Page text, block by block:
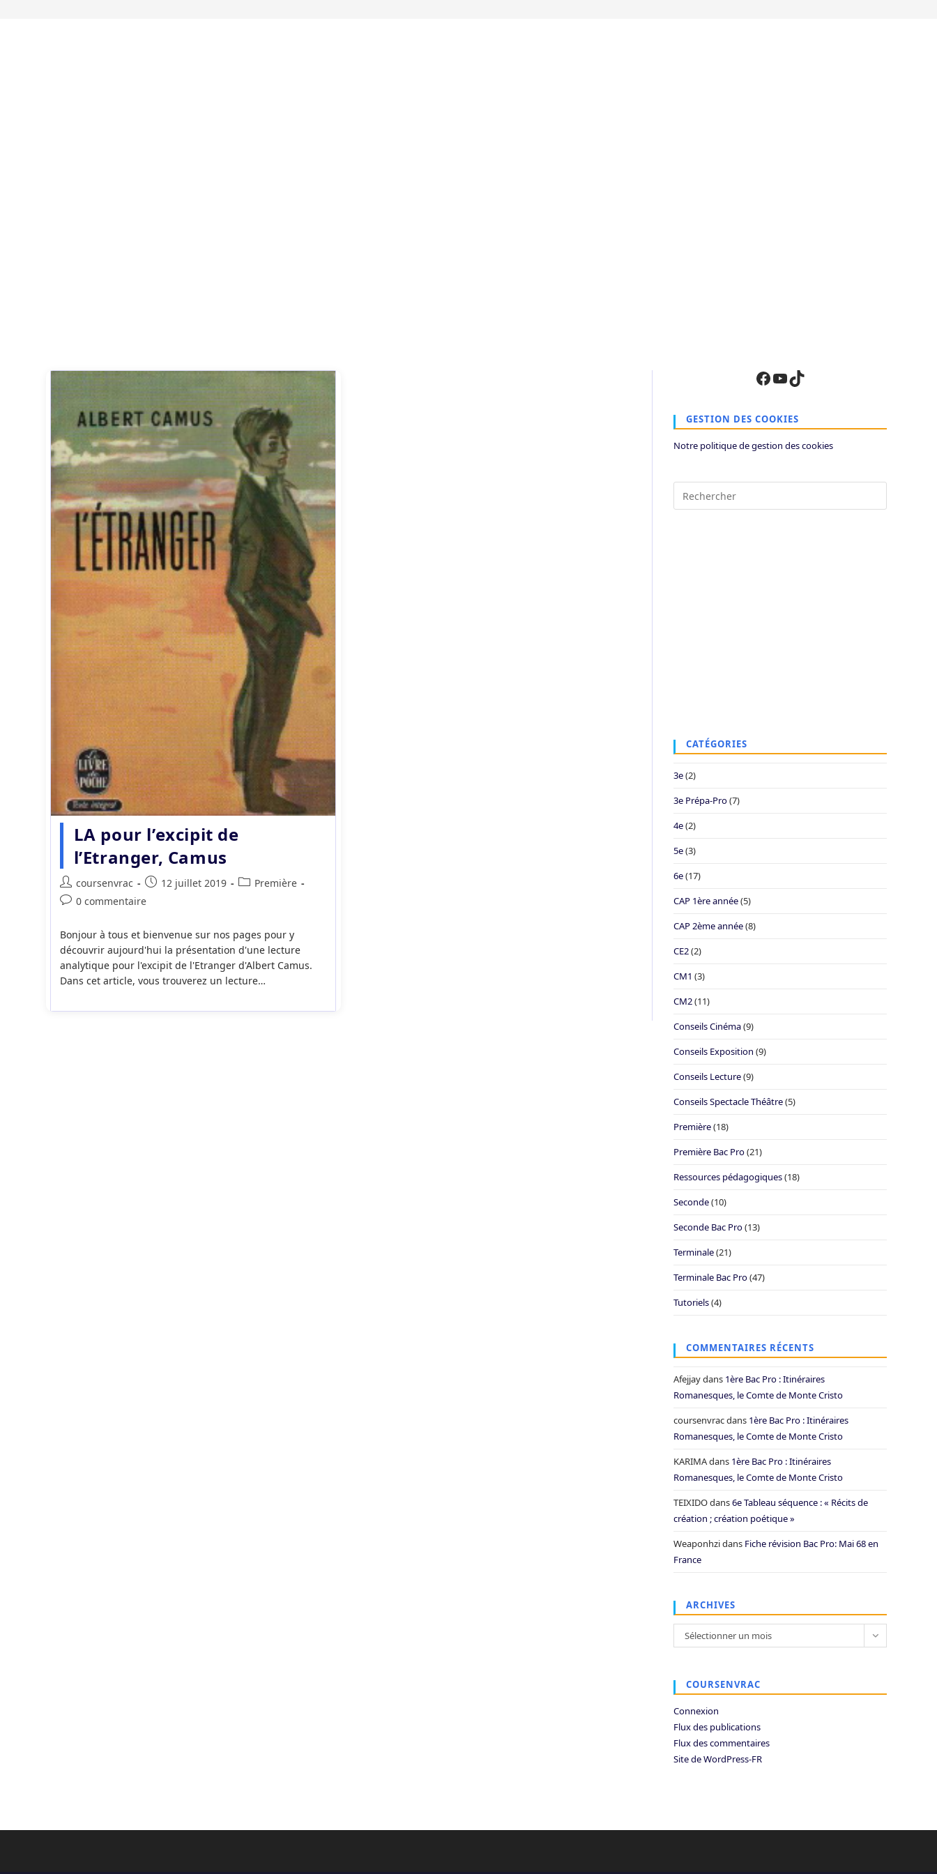
LA pour l’excipit de
l’Etranger, Camus
Auteur/autrice
de
coursenvrac
Publication
publiée :
12 juillet 2019
PostPremière
Commentaires
la
publication :
0 commentaire
Bonjour à tous et bienvenue sur nos pages pour y
découvrir aujourd'hui la présentation d'une lecture
analytique pour l'excipit de l'Etranger d'Albert Camus.
Dans cet article, vous trouverez un lecture…
Facebook
YouTube
TikTok
GESTION DES COOKIES
Notre politique de gestion des cookies
Escape
CATÉGORIES
3e(2)
3e Prépa-Pro(7)
4e(2)
5e(3)
6e(17)
CAP 1ère année(5)
CAP 2ème année(8)
CE2(2)
CM1 (3)
CM2(11)
Conseils Cinéma(9)
Conseils Exposition (9)
Conseils Lecture(9)
Conseils Spectacle Théâtre(5)
Première(18)
Première Bac Pro(21)
Ressources pédagogiques(18)
Seconde(10)
Seconde Bac Pro(13)
Terminale(21)
Terminale Bac Pro(47)
Tutoriels(4)
COMMENTAIRES RÉCENTS
Afejjaydans 1ère Bac Pro : Itinéraires
Romanesques, le Comte de Monte Cristo
coursenvracdans 1ère Bac Pro : Itinéraires
Romanesques, le Comte de Monte Cristo
KARIMAdans 1ère Bac Pro : Itinéraires
Romanesques, le Comte de Monte Cristo
TEIXIDOdans6e Tableau séquence : « Récits de
création ; création poétique »
Weaponhzidans Fiche révision Bac Pro: Mai 68 en
France
ARCHIVES
Archives
Sélectionner un mois
COURSENVRAC
Connexion
Flux des publications
Flux des commentaires
Site de WordPress-FR